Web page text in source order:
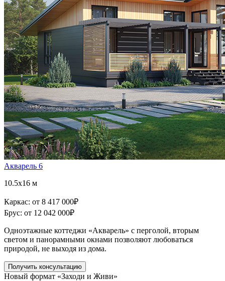
Акварель 6
10.5x16 м
Каркас: от 8 417 000₽
Брус: от 12 042 000₽
Одноэтажные коттеджи «Акварель» с перголой, вторым
светом и панорамными окнами позволяют любоваться
природой, не выходя из дома.
Получить консультацию
Новый формат «Заходи и Живи»